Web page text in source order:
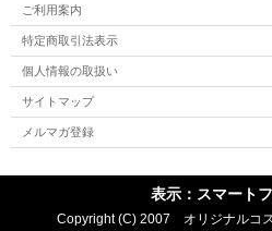
ご利用案内
特定商取引法表示
個人情報の取扱い
サイトマップ
メルマガ登録
表示：スマートフ
Copyright (C) 2007 オリジナルコ